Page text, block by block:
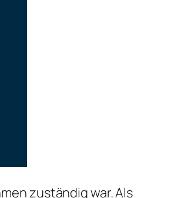
zuständig war. Als